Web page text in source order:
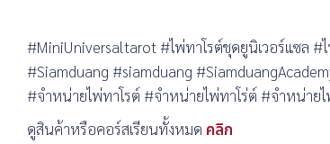
#MiniUniversaltarot #ไพ่ทาโรต์ชุดยูนิเวอร์แซล #
#Siamduang #siamduang
#จำหน่ายไพ่ทาโรต์ #จำหน่ายไพ่ทาโร่ต์ #จำหน่าย
ดูสินค้าหรือคอร์สเรียนทั้งหมด คลิก